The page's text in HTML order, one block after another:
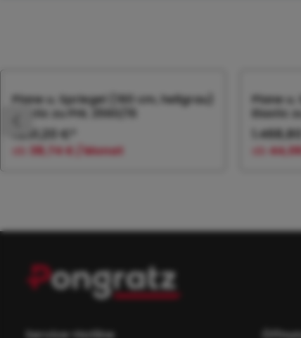
Produktgalerie überspringen
Plane u. Spriegel (160 cm, hellgrau)
Elastic zu PHL 2560/15
1.291,20 €*
ab 38,74 € / Monat
Plane
Elastic
ab